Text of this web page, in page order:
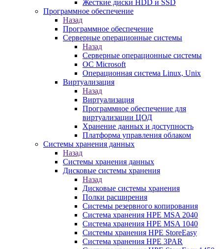
Жесткие диски HDD и SSD
Программное обеспечение
Назад
Программное обеспечение
Серверные операционные системы
Назад
Серверные операционные системы
ОС Microsoft
Операционная система Linux, Unix
Виртуализация
Назад
Виртуализация
Программное обеспечение для
виртуализации ЦОД
Хранение данных и доступность
Платформа управления облаком
Системы хранения данных
Назад
Системы хранения данных
Дисковые системы хранения
Назад
Дисковые системы хранения
Полки расширения
Системы резервного копирования
Система хранения HPE MSA 2040
Система хранения HPE MSA 1040
Системы хранения HPE StoreEasy
Система хранения HPE 3PAR